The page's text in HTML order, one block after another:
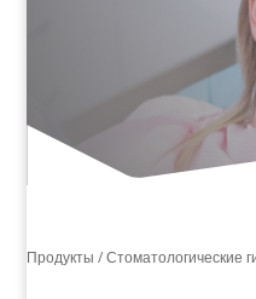
Продукты /Стоматологические